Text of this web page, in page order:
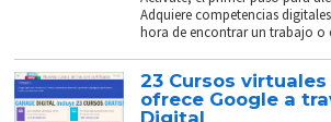
Adquiere competencias
hora de encontrar un trabajo o
23 Cursos
ofrece Google a
Digital